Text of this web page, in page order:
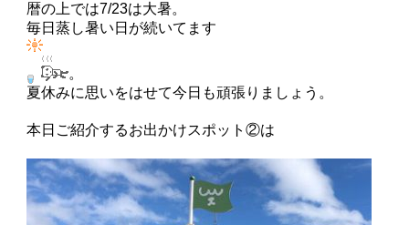
暦の上では7/23は大暑。
毎日蒸し暑い日が続いてます
。
夏休みに思いをはせて今日も頑張りましょう。
本日ご紹介するお出かけスポット②は